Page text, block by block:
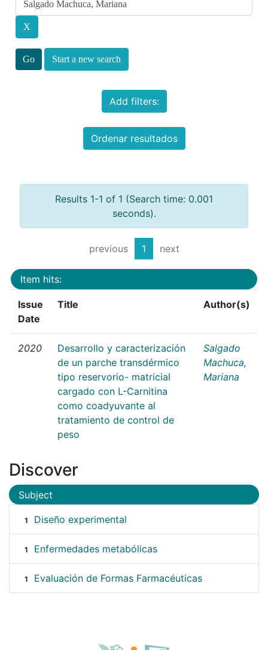
Start a new search
Add filters:
Ordenar resultados
Results 1-1 of 1 (Search time: 0.001
seconds).
previous 1 next
Item hits:
Issue
Date
Title Author(s)
2020
Desarrollo y caracterización
de un parche transdérmico
tipo reservorio- matricial
cargado con L-Carnitina
como coadyuvante al
tratamiento de control de
peso
Salgado
Machuca,
Mariana
Discover
Subject
1 Diseño experimental
1 Enfermedades metabólicas
1 Evaluación de Formas Farmacéuticas